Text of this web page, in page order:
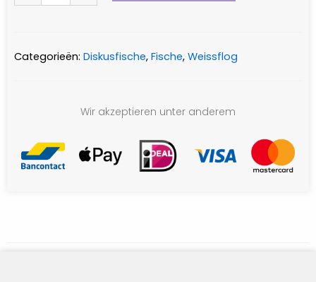
Categorieën: Diskusfische, Fische, Weissflog
Wir akzeptieren unter anderem